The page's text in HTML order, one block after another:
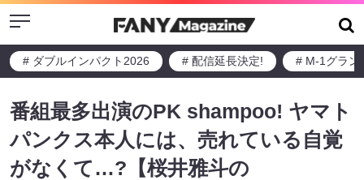
Menu
# ダブルインパクト2026 # 配信延長決定! # M-1グラン
番組最多出演のPK shampoo! ヤマト
パンクス本人には、売れている自覚
がなくて…?【桜井雅斗の